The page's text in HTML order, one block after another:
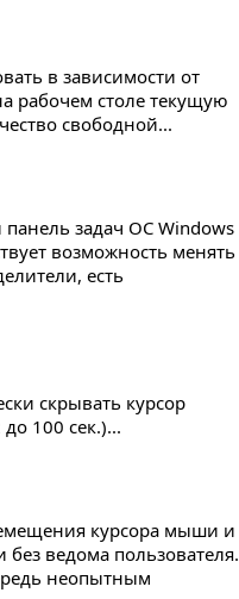
в зависимости от
рабочем столе текущую
свободной...
задач ОС Windows
возможность менять
есть
скрывать курсор
100 сек.)...
курсора мыши и
ведома пользователя.
неопытным